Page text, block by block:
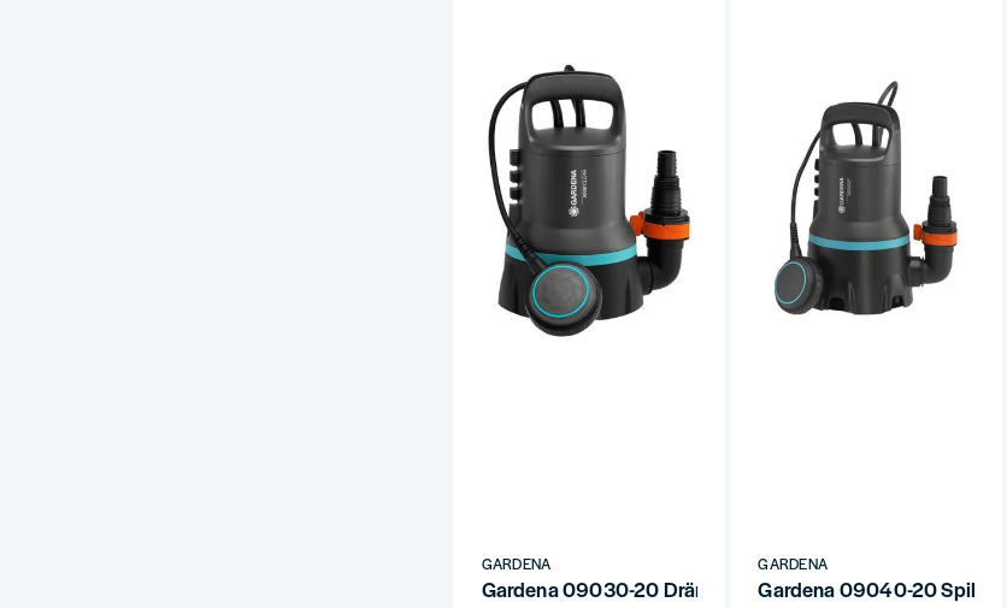
GARDENA
Gardena 09030-20 Dränkbar pump 9000 för rent vatten
GARDENA
Gardena 09040-20